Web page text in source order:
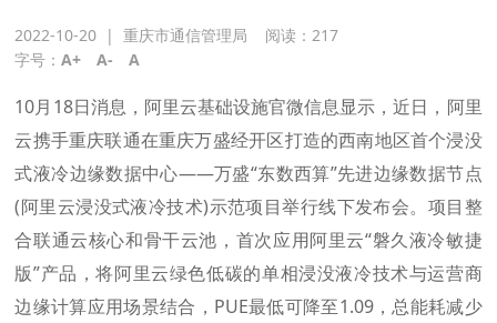
2022-10-20 |重庆市通信管理局 阅读：217
字号：A+ A- A
10月18日消息，阿里云基础设施官微信息显示，近日，阿里
云携手重庆联通在重庆万盛经开区打造的西南地区首个浸没
式液冷边缘数据中心——万盛“东数西算”先进边缘数据节点
(阿里云浸没式液冷技术)示范项目举行线下发布会。项目整
合联通云核心和骨干云池，首次应用阿里云“磐久液冷敏捷
版”产品，将阿里云绿色低碳的单相浸没液冷技术与运营商
边缘计算应用场景结合，PUE最低可降至1.09，总能耗减少